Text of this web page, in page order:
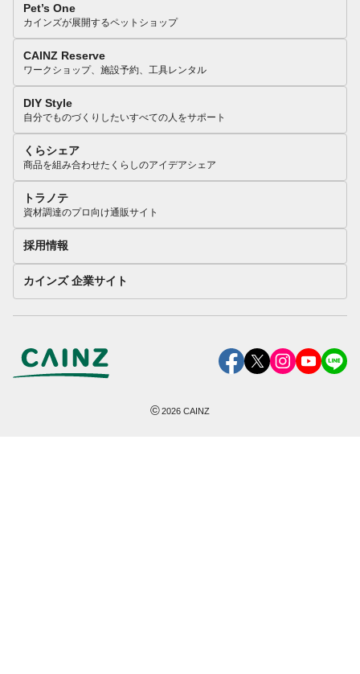
Pet’s One
カインズが展開するペットショップ
CAINZ Reserve
ワークショップ、施設予約、工具レンタル
DIY Style
自分でものづくりしたいすべての人をサポート
くらシェア
商品を組み合わせたくらしのアイデアシェア
トラノテ
資材調達のプロ向け通販サイト
採用情報
カインズ 企業サイト
©2026 CAINZ